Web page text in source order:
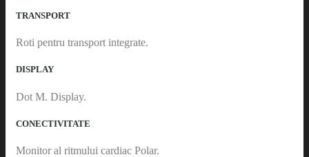
TRANSPORT
Roti pentru transport integrate.
DISPLAY
Dot M. Display.
CONECTIVITATE
Monitor al ritmului cardiac Polar.